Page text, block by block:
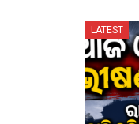
LATEST